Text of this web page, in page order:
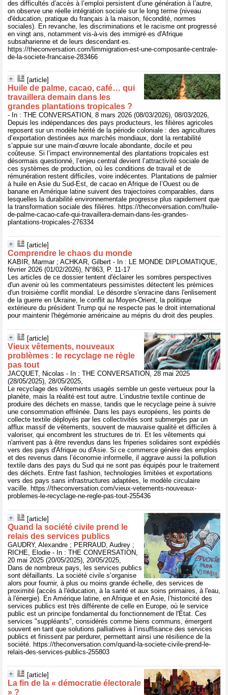
des difficultés d’accès à l’emploi persistent d’une génération à l’autre,
on observe une réelle intégration sociale sur le long terme (niveau
d'éducation, pratique du français à la maison, fécondité, normes
sociales). En revanche, les discriminations et le racisme ont progressé
en vingt ans, notamment vis-à-vis des immigré·es d'Afrique
subsaharienne et de leurs descendant·es.
https://theconversation.com/limmigration-est-une-composante-centrale-
de-la-societe-francaise-283466
[article]
Huile de palme, cacao, café… qui
travaillera demain dans les
grandes plantations tropicales ?
- In : THE CONVERSATION, 8 mars 2026 (08/03/2026), 08/03/2026,
Depuis les indépendances des pays producteurs, les filières agricoles
reposent sur un modèle hérité de la période coloniale : des agricultures
d’exportation destinées aux marchés mondiaux, dont la rentabilité
s’appuie sur une main-d’œuvre locale abondante, docile et peu
coûteuse. Si l’impact environnemental des plantations tropicales est
désormais questionné, l’enjeu central devient l’attractivité sociale de
ces systèmes de production, où les conditions de travail et de
rémunération restent difficiles, voire indécentes. Plantations de palmier
à huile en Asie du Sud-Est, de cacao en Afrique de l’Ouest ou de
banane en Amérique latine suivent des trajectoires comparables, dans
lesquelles la durabilité environnementale progresse plus rapidement que
la transformation sociale des filières. https://theconversation.com/huile-
de-palme-cacao-cafe-qui-travaillera-demain-dans-les-grandes-
plantations-tropicales-276334
[article]
Comprendre le chaos du monde
KABIR, Marmar ; ACHKAR, Gilbert - In : LE MONDE DIPLOMATIQUE,
février 2026 (01/02/2026), N°863, P. 11-17
Les articles de ce dossier tentent d'éclairer les sombres perspectives
d'un avenir où les commentateurs pessimistes détectent les prémices
d'un troisième conflit mondial. Le désordre s'enracine dans l'enlisement
de la guerre en Ukraine, le conflit au Moyen-Orient, la politique
extérieure du président Trump qui ne respecte pas le droit international
pour maintenir l'hégémonie américaine au mépris du droit des peuples.
[article]
Vieux vêtements, nouveaux
problèmes : le recyclage ne règle
pas tout
JACQUET, Nicolas - In : THE CONVERSATION, 28 mai 2025
(28/05/2025), 28/05/2025,
Le recyclage des vêtements usagés semble un geste vertueux pour la
planète, mais la réalité est tout autre. L’industrie textile continue de
produire des déchets en masse, tandis que le recyclage peine à suivre
une consommation effrénée. Dans les pays européens, les points de
collecte textile déployés par les collectivités sont submergés par un
afflux massif de vêtements, souvent de mauvaise qualité et difficiles à
valoriser, qui encombrent les structures de tri. Et les vêtements qui
n'arrivent pas à être revendus dans les friperies solidaires sont expédiés
vers des pays d'Afrique ou d'Asie. Si ce commerce génère des emplois
et des revenus dans l’économie informelle, il aggrave aussi la pollution
textile dans des pays du Sud qui ne sont pas équipés pour le traitement
des déchets. Entre fast fashion, technologies limitées et exportations
vers des pays sans infrastructures adaptées, le modèle circulaire
vacille. https://theconversation.com/vieux-vetements-nouveaux-
problemes-le-recyclage-ne-regle-pas-tout-255436
[article]
Quand la société civile prend le
relais des services publics
GAUDRY, Alexandre ; PERRAUD, Audrey ;
RICHE, Elodie - In : THE CONVERSATION,
20 mai 2025 (20/05/2025), 20/05/2025,
Dans de nombreux pays, les services publics
sont défaillants. La société civile s’organise
alors pour fournir, à plus ou moins grande échelle, des services de
proximité (accès à l'éducation, à la santé et aux soins primaires, à l'eau,
à l'énergie). En Amérique latine, en Afrique et en Asie, l’historicité des
services publics est très différente de celle en Europe, où le service
public est un principe fondamental du fonctionnement de l'État. Ces
services "suppléants", considérés comme biens communs, émergent
souvent en tant que solutions palliatives à l’insuffisance des services
publics et finissent par perdurer, permettant ainsi une résilience de la
société. https://theconversation.com/quand-la-societe-civile-prend-le-
relais-des-services-publics-255803
[article]
La fin de la « démocratie électorale
» ?